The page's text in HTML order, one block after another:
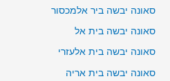
סאונה יבשה ביר אלמכסור
סאונה יבשה בית אל
סאונה יבשה בית אלעזרי
סאונה יבשה בית אריה